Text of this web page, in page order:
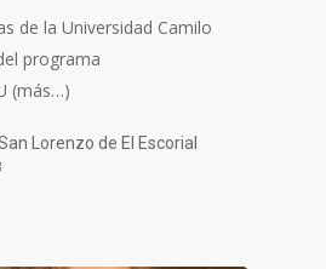
de la Universidad Camilo
programa
(más…)
Lorenzo de El Escorial